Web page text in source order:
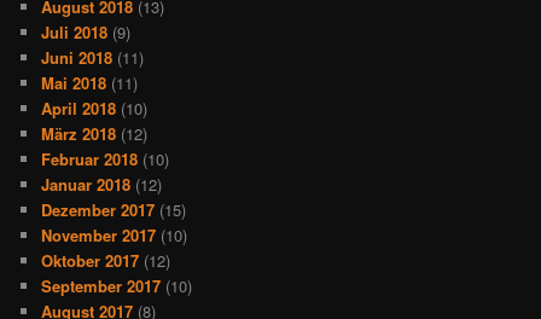
August 2018 (13)
Juli 2018 (9)
Juni 2018 (11)
Mai 2018 (11)
April 2018 (10)
März 2018 (12)
Februar 2018 (10)
Januar 2018 (12)
Dezember 2017 (15)
November 2017 (10)
Oktober 2017 (12)
September 2017 (10)
August 2017 (8)